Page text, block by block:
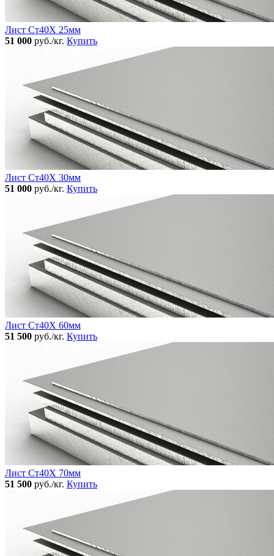
Лист Ст40Х 25мм
51 000 руб./кг. Купить
Лист Ст40Х 30мм
51 000 руб./кг. Купить
Лист Ст40Х 60мм
51 500 руб./кг. Купить
Лист Ст40Х 70мм
51 500 руб./кг. Купить